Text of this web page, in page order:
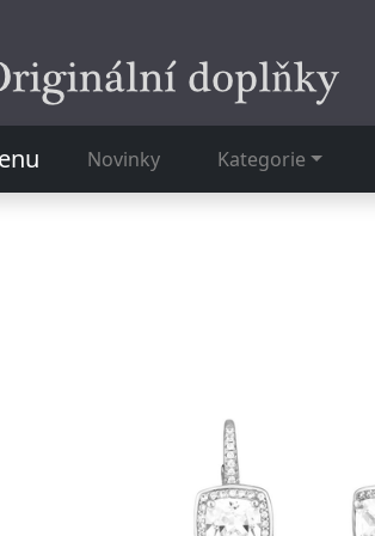
Novinky Kategorie